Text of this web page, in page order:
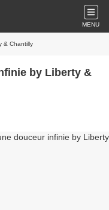
MENU
& Chantilly
by Liberty &